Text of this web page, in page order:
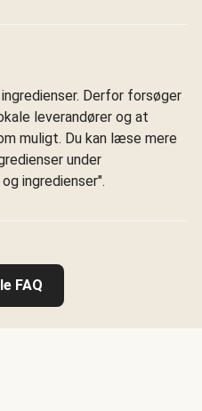
Derfor forsøger
leverandører og at
muligt. Du kan læse mere
under
ingredienser".
FAQ